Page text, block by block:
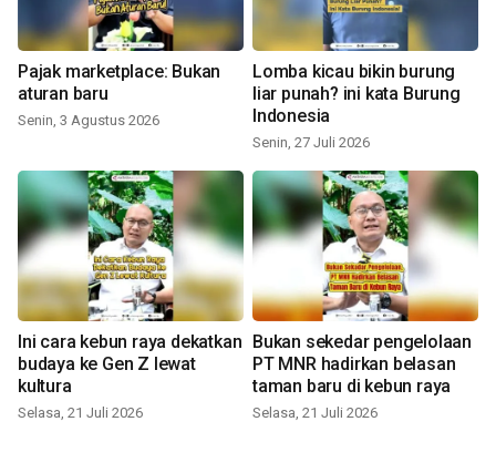
Pajak marketplace: Bukan
aturan baru
Senin, 3 Agustus 2026
Lomba kicau bikin burung
liar punah? ini kata Burung
Indonesia
Senin, 27 Juli 2026
Ini cara kebun raya dekatkan
budaya ke Gen Z lewat
kultura
Selasa, 21 Juli 2026
Bukan sekedar pengelolaan
PT MNR hadirkan belasan
taman baru di kebun raya
Selasa, 21 Juli 2026